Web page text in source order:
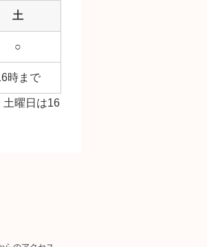
土
○
時まで
土曜日は16